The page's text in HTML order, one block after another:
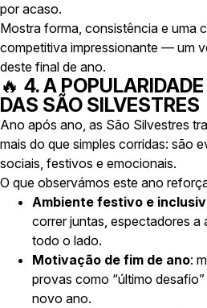
por acaso.
Mostra forma, consistência e uma
competitiva impressionante — um
deste final de ano.
🔥 4. A
DAS SÃO SILVESTRES
Ano após ano, as São Silvestres
mais do que simples corridas: são
sociais, festivos e emocionais.
O que observámos este ano
Ambiente festivo e
correr juntas, espectadores a
todo o lado.
Motivação de fim de ano:
provas como “último
novo ano.